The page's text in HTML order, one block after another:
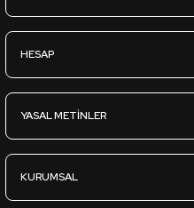
YT-98D VİZON LATTE
HESAP
YASAL METİNLER
KURUMSAL